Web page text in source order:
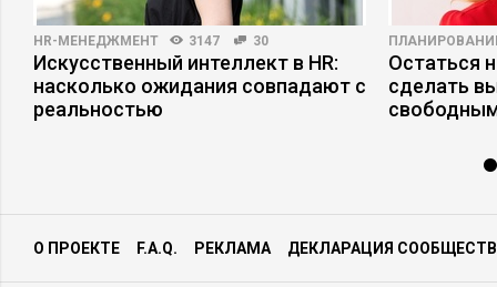
HR-МЕНЕДЖМЕНТ 3147 30
Искусственный интеллект в HR:
насколько ожидания совпадают с
реальностью
Остаться
сделать
О ПРОЕКТЕ F.A.Q. РЕКЛАМА ДЕКЛАРАЦИЯ